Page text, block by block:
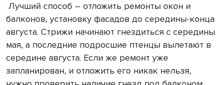
Лучший способ – отложить ремонты окон и
балконов, установку фасадов до середины-конца
августа. Стрижи начинают гнездиться с середины
мая, а последние подросшие птенцы вылетают в
середине августа. Если же ремонт уже
запланирован, и отложить его никак нельзя,